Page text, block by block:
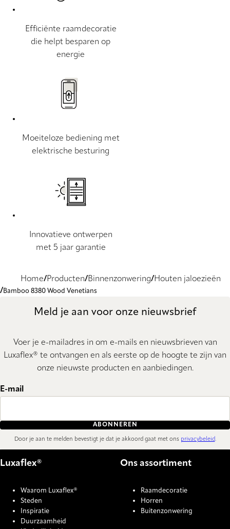
Efficiënte raamdecoratie
die helpt besparen op
energie
Moeiteloze bediening met
elektrische besturing
Innovatieve ontwerpen
met 5 jaar garantie
Home Producten Binnenzonwering Houten jaloezieën
Bamboo 8380 Wood Venetians
Meld je aan voor onze nieuwsbrief
Voer je e-mailadres in om e-mails en nieuwsbrieven van
Luxaflex® te ontvangen en als eerste op de hoogte te zijn van
onze nieuwste producten en aanbiedingen.
E-mail
ABONNEREN
Door je aan te melden bevestigt je dat je akkoord gaat met ons privacybeleid.
Luxaflex®
Waarom Luxaflex®
Steden
Inspiratie
Duurzaamheid
Ons assortiment
Raamdecoratie
Horren
Buitenzonwering